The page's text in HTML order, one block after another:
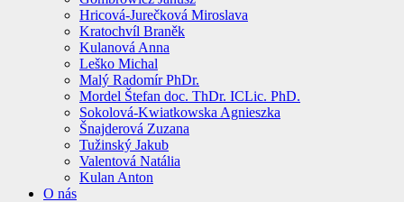
Hricová-Jurečková Miroslava
Kratochvíl Braněk
Kulanová Anna
Leško Michal
Malý Radomír PhDr.
Mordel Štefan doc. ThDr. ICLic. PhD.
Sokolová-Kwiatkowska Agnieszka
Šnajderová Zuzana
Tužinský Jakub
Valentová Natália
Kulan Anton
O nás